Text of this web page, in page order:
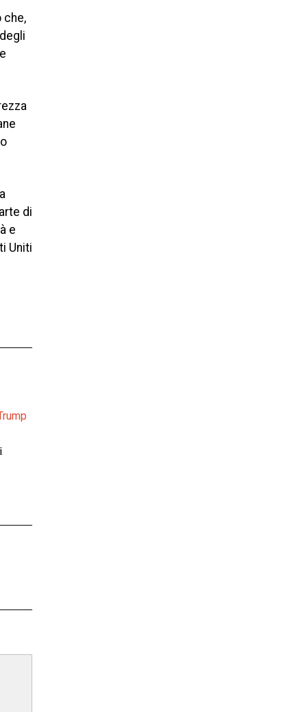
che,
di
e
Uniti